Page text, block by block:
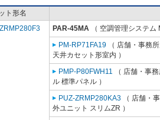
ト形名
PAR-45MA （ 空調管理システム
PM-RP71FA19 （ 店舗・事務
天井カセット形室内 ）
PMP-P80FWH11 （ 店舗・事
ル 標準パネル ）
PUZ-ZRMP280KA3 （ 店舗・
外ユニット スリムZR ）